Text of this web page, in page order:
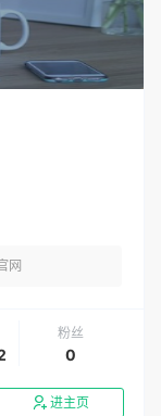
网
粉丝
0
进主页